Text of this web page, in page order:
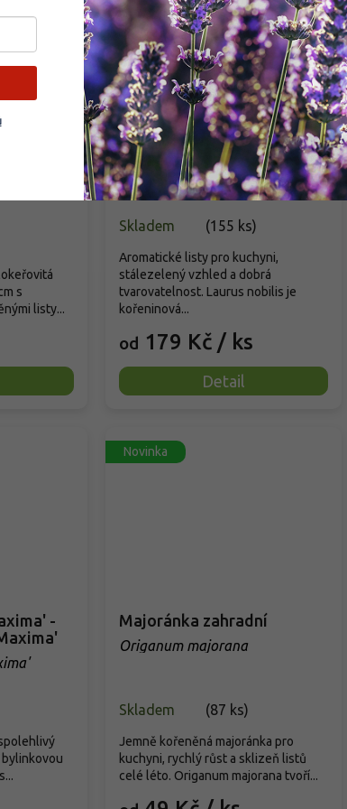
s
listy...
Vavřín vznešený
Laurus nobilis
Skladem (155 ks)
od 179 Kč / ks
Detail
Aromatické listy pro kuchyni,
stálezelený vzhled a dobrá
tvarovatelnost. Laurus nobilis je
kořeninová...
-
Novinka
Majoránka zahradní
Origanum majorana
Skladem (87 ks)
Jemně kořeněná majoránka pro
kuchyni, rychlý růst a sklizeň listů
celé léto. Origanum majorana tvoří...